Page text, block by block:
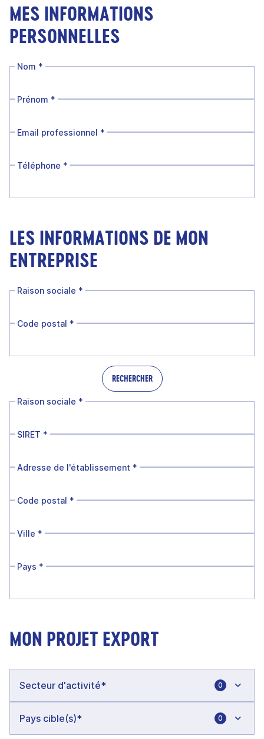
MES INFORMATIONS
PERSONNELLES
Nom *
Prénom *
Email professionnel *
Téléphone *
LES INFORMATIONS DE MON
ENTREPRISE
Raison sociale *
Code postal *
RECHERCHER
Raison sociale *
SIRET *
Adresse de l'établissement *
Code postal *
Ville *
Pays *
MON PROJET EXPORT
0
0